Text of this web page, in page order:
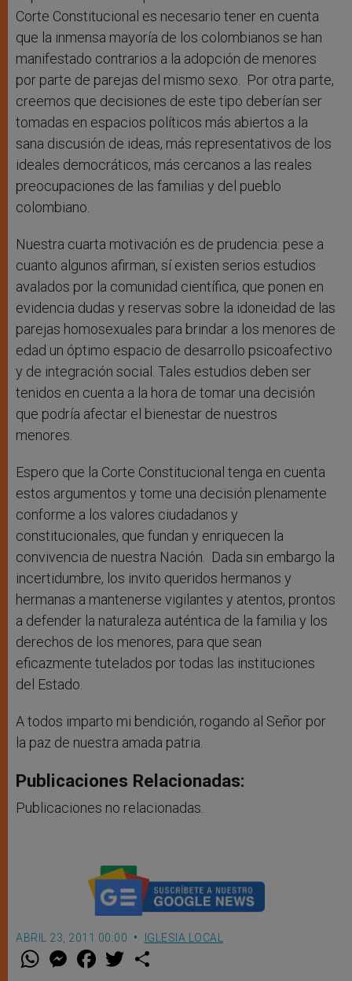
Corte Constitucional es necesario tener en cuenta
que la inmensa mayoría de los colombianos se han
manifestado contrarios a la adopción de menores
por parte de parejas del mismo sexo. Por otra parte,
creemos que decisiones de este tipo deberían ser
tomadas en espacios políticos más abiertos a la
sana discusión de ideas, más representativos de los
ideales democráticos, más cercanos a las reales
preocupaciones de las familias y del pueblo
colombiano.
Nuestra cuarta motivación es de prudencia: pese a
cuanto algunos afirman, sí existen serios estudios
avalados por la comunidad científica, que ponen en
evidencia dudas y reservas sobre la idoneidad de las
parejas homosexuales para brindar a los menores de
edad un óptimo espacio de desarrollo psicoafectivo
y de integración social. Tales estudios deben ser
tenidos en cuenta a la hora de tomar una decisión
que podría afectar el bienestar de nuestros
menores.
Espero que la Corte Constitucional tenga en cuenta
estos argumentos y tome una decisión plenamente
conforme a los valores ciudadanos y
constitucionales, que fundan y enriquecen la
convivencia de nuestra Nación. Dada sin embargo la
incertidumbre, los invito queridos hermanos y
hermanas a mantenerse vigilantes y atentos, prontos
a defender la naturaleza auténtica de la familia y los
derechos de los menores, para que sean
eficazmente tutelados por todas las instituciones
del Estado.
A todos imparto mi bendición, rogando al Señor por
la paz de nuestra amada patria.
Publicaciones Relacionadas:
Publicaciones no relacionadas.
ABRIL 23, 2011 00:00 IGLESIA LOCAL
W M
e
F
a w